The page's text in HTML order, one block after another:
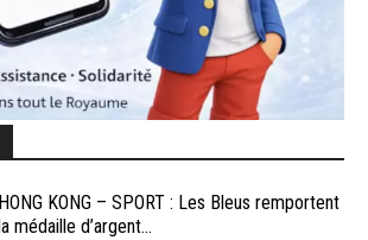
HONG KONG – SPORT : Les Bleus remportent
la médaille d’argent...